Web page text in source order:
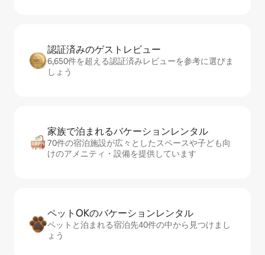
認証済みのゲ⁠ス⁠ト⁠レ⁠ビ⁠ュ⁠ー
6,650件を超える認証済みレビューを参考に選びま
しょう
家族で泊まれるバ⁠ケ⁠ー⁠シ⁠ョ⁠ンレ⁠ン⁠タ⁠ル
70件の宿泊施設が広々としたスペースや子ども向
けのアメニティ・設備を提供しています
ペットOKのバ⁠ケ⁠ー⁠シ⁠ョ⁠ンレ⁠ン⁠タ⁠ル
ペットと泊まれる宿泊先40件の中から見つけまし
ょう